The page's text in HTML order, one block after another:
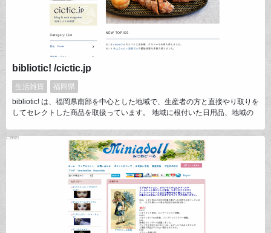
bibliotic! /cictic.jp
生活雑貨
福岡県
bibliotic! は、福岡県南部を中心とした地域で、生産者の方と直接やり取りを
してセレクトした商品を取扱っています。 地域に根付いた日用品、地域の
詰まった商品のことを、どんな地域に住んでても知れるように、作る行程、
作る人、そして作られる地域のことまで伝える販売を心がけています。